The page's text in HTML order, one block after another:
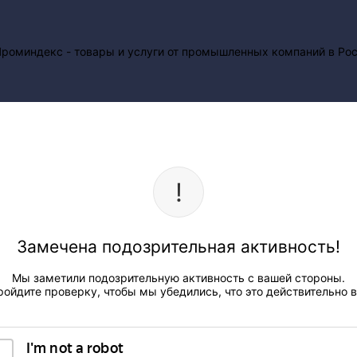
Замечена подозрительная активность!
Мы заметили подозрительную активность с вашей стороны.
проверку, чтобы мы убедились, что это действительно